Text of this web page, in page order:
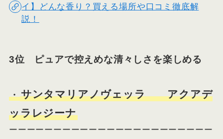
イ】どんな香り？買える場所や口コミ徹底解
説！
3位 ピュアで控えめな清々しさを楽しめる
・ サンタマリアノヴェッラ アクアデ
ッラレジーナ
ーーーーーーーーーーーーーーーーーーーーーーー